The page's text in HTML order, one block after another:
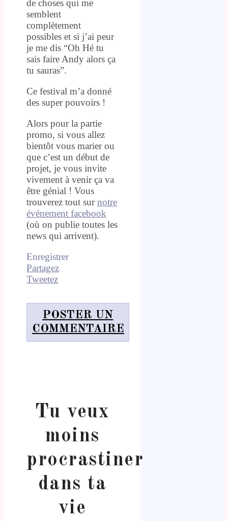
de choses qui me
semblent
complètement
possibles et si j’ai peur
je me dis “Oh Hé tu
sais faire Andy alors ça
tu sauras”.
Ce festival m’a donné
des super pouvoirs !
Alors pour la partie
promo, si vous allez
bientôt vous marier ou
que c’est un début de
projet, je vous invite
vivement à venir ça va
être génial ! Vous
trouverez tout surnotre
événement facebook
(où on publie toutes les
news qui arrivent).
Enregistrer
Partagez
Tweetez
POSTER UN
COMMENTAIRE
Tu veux
moins
procrastiner
dans ta
vie